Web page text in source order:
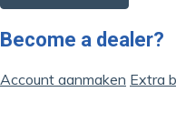
Become a dealer?
Account aanmaken Extra